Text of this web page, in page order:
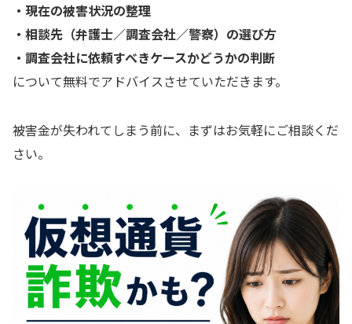
・現在の被害状況の整理
・相談先（弁護士／調査会社／警察）の選び方
・調査会社に依頼すべきケースかどうかの判断
について無料でアドバイスさせていただきます。
被害金が失われてしまう前に、まずはお気軽にご相談くだ
さい。